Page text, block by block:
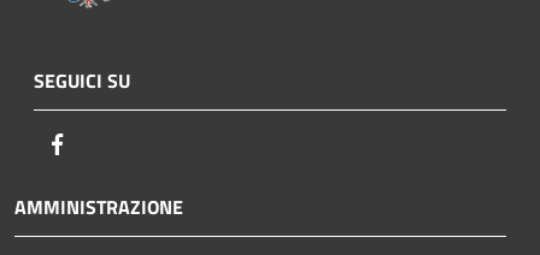
SEGUICI SU
AMMINISTRAZIONE